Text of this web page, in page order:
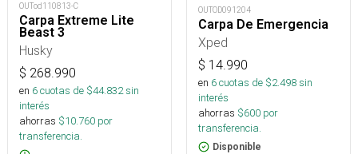
OUTod110813-C
Carpa Extreme Lite
Beast 3
Husky
$ 268.990
en 6cuotas de $44.832sin
interés
ahorras $10.760 por
transferencia.
OUTOD091204
Carpa De Emergencia
Xped
$ 14.990
en 6cuotas de $2.498sin
interés
ahorras $600 por
transferencia.
Disponible